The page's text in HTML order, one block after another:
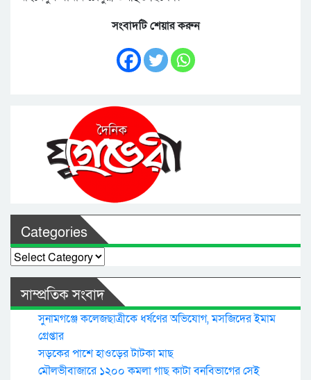
সংবাদটি শেয়ার করুন
Categories
Categories
সাম্প্রতিক সংবাদ
সুনামগঞ্জে কলেজছাত্রীকে ধর্ষণের অভিযোগ, মসজিদের ইমাম
গ্রেপ্তার
সড়কের পাশে হাওড়ের টাটকা মাছ
মৌলভীবাজারে ১২০০ কমলা গাছ কাটা বনবিভাগের সেই